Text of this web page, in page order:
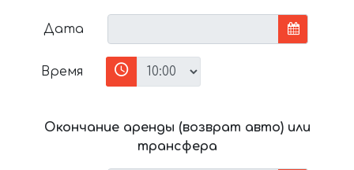
Дата
Время
Окончание аренды (возврат авто) или
трансфера